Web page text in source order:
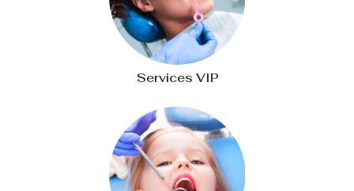
Services VIP